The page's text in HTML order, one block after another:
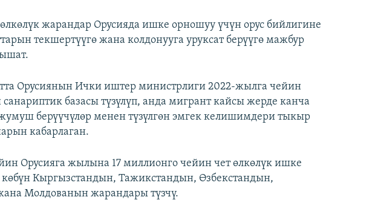
өлкөлүк жарандар Орусияда ишке орношуу үчүн орус бийлигине
текшертүүгө жана колдонууга уруксат берүүгө мажбур
Орусиянын Ички иштер министрлиги 2022-жылга чейин
базасы түзүлүп, анда мигрант кайсы жерде канча
берүүчүлөр менен түзүлгөн эмгек келишимдери тыкыр
кабарлаган.
Орусияга жылына 17 миллионго чейин чет өлкөлүк ишке
Кыргызстандын, Тажикстандын, Өзбекстандын,
Молдованын жарандары түзчү.